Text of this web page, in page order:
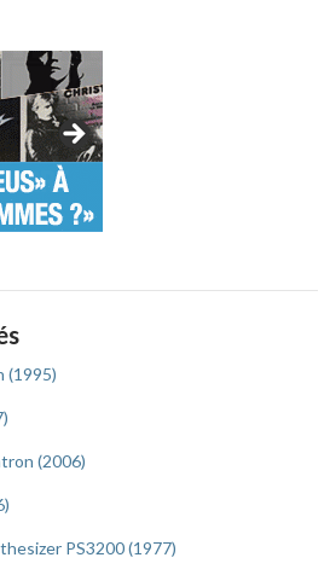
(1995)
(2006)
PS3200 (1977)